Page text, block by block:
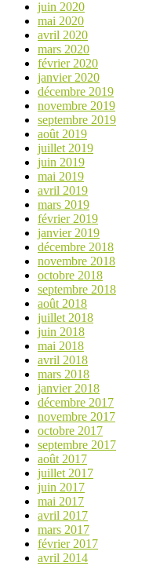
juin 2020
mai 2020
avril 2020
mars 2020
février 2020
janvier 2020
décembre 2019
novembre 2019
septembre 2019
août 2019
juillet 2019
juin 2019
mai 2019
avril 2019
mars 2019
février 2019
janvier 2019
décembre 2018
novembre 2018
octobre 2018
septembre 2018
août 2018
juillet 2018
juin 2018
mai 2018
avril 2018
mars 2018
janvier 2018
décembre 2017
novembre 2017
octobre 2017
septembre 2017
août 2017
juillet 2017
juin 2017
mai 2017
avril 2017
mars 2017
février 2017
avril 2014